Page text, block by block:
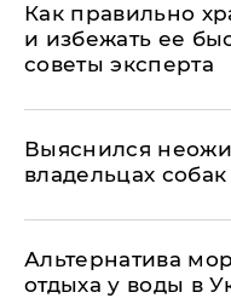
Как правильно
и избежать ее
советы эксперта
Выяснился
владельцах
Альтернатива
отдыха у воды в